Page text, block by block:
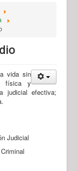
vida sin
física y
judicial efectiva;
Judicial